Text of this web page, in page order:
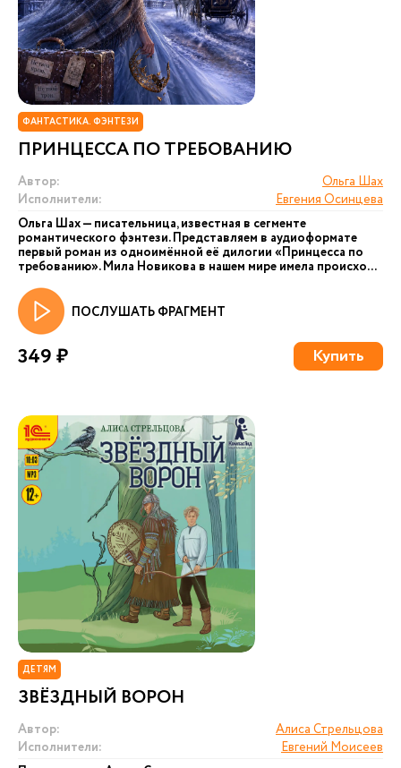
ФАНТАСТИКА. ФЭНТЕЗИ
ПРИНЦЕССА ПО ТРЕБОВАНИЮ
Автор:
Ольга Шах
Исполнители:
Евгения Осинцева
Ольга Шах — писательница, известная в сегменте
романтического фэнтези. Представляем в аудиоформате
первый роман из одноимённой её дилогии «Принцесса по
требованию». Мила Новикова в нашем мире имела происхо...
ПОСЛУШАТЬ ФРАГМЕНТ
349 ₽ Купить
ДЕТЯМ
ЗВЁЗДНЫЙ ВОРОН
Автор:
Алиса Стрельцова
Исполнители:
Евгений Моисеев